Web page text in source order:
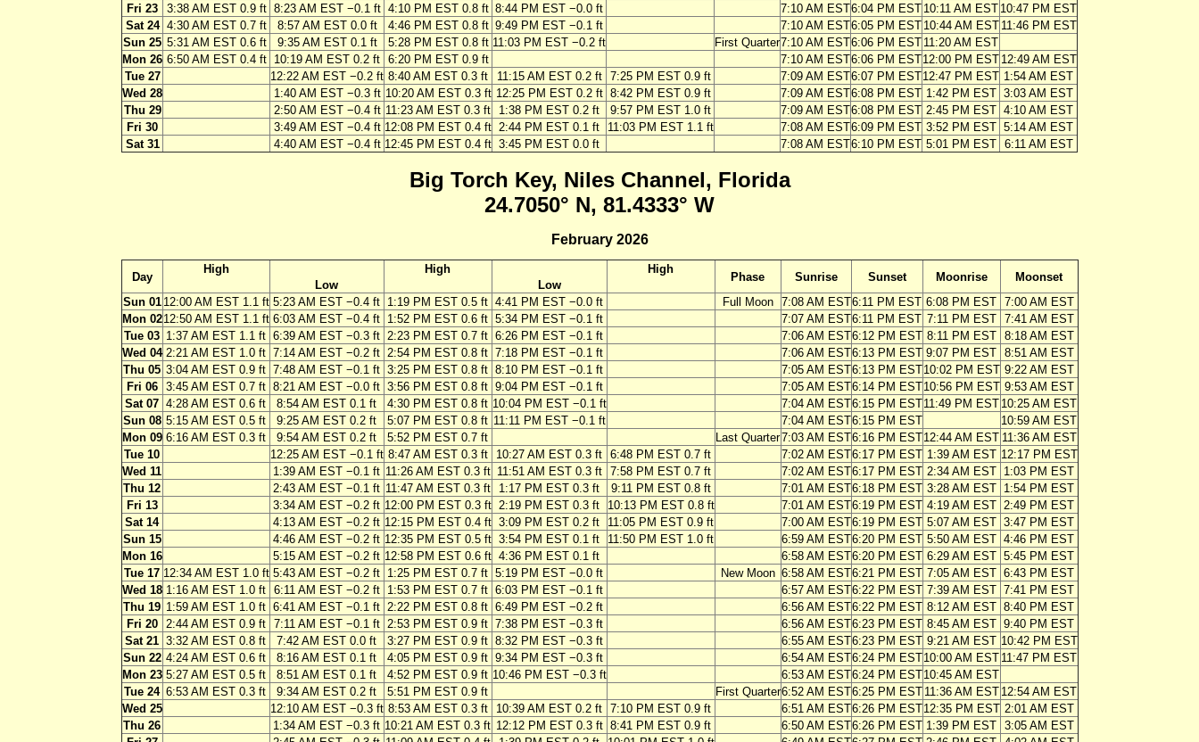
Fri 23
3:38 AM EST 0.9 ft 8:23 AM EST −0.1 ft 4:10 PM EST 0.8 ft 8:44 PM EST −0.0 ft 7:10 AM EST6:04 PM EST 10:11 AM EST 10:47 PM EST
Sat 24 4:30 AM EST 0.7 ft 8:57 AM EST 0.0 ft 4:46 PM EST 0.8 ft 9:49 PM EST −0.1 ft 7:10 AM EST6:05 PM EST 10:44 AM EST 11:46 PM EST
Sun 25 5:31 AM EST 0.6 ft 9:35 AM EST 0.1 ft 5:28 PM EST 0.8 ft 11:03 PM EST −0.2 ft First Quarter7:10 AM EST6:06 PM EST 11:20 AM EST
Mon 26 6:50 AM EST 0.4 ft 10:19 AM EST 0.2 ft 6:20 PM EST 0.9 ft 7:10 AM EST6:06 PM EST12:00 PM EST 12:49 AM EST
Tue 27
12:22 AM EST −0.2 ft 8:40 AM EST 0.3 ft 11:15 AM EST 0.2 ft 7:25 PM EST 0.9 ft 7:09 AM EST6:07 PM EST12:47 PM EST 1:54 AM EST
Wed 28
1:40 AM EST −0.3 ft 10:20 AM EST 0.3 ft 12:25 PM EST 0.2 ft 8:42 PM EST 0.9 ft 7:09 AM EST6:08 PM EST 1:42 PM EST 3:03 AM EST
Thu 29
2:50 AM EST −0.4 ft 11:23 AM EST 0.3 ft 1:38 PM EST 0.2 ft 9:57 PM EST 1.0 ft 7:09 AM EST6:08 PM EST 2:45 PM EST 4:10 AM EST
Fri 30
3:49 AM EST −0.4 ft 12:08 PM EST 0.4 ft 2:44 PM EST 0.1 ft 11:03 PM EST 1.1 ft 7:08 AM EST6:09 PM EST 3:52 PM EST 5:14 AM EST
Sat 31
4:40 AM EST −0.4 ft 12:45 PM EST 0.4 ft 3:45 PM EST 0.0 ft 7:08 AM EST6:10 PM EST 5:01 PM EST 6:11 AM EST
Big Torch Key, Niles Channel, Florida
24.7050° N, 81.4333° W
February 2026
Day
High
Low
High
Low
High
Phase Sunrise Sunset Moonrise
Moonset
Sun 01 12:00 AM EST 1.1 ft 5:23 AM EST −0.4 ft 1:19 PM EST 0.5 ft 4:41 PM EST −0.0 ft Full Moon 7:08 AM EST6:11 PM EST 6:08 PM EST 7:00 AM EST
Mon 0212:50 AM EST 1.1 ft 6:03 AM EST −0.4 ft 1:52 PM EST 0.6 ft 5:34 PM EST −0.1 ft 7:07 AM EST6:11 PM EST 7:11 PM EST
7:41 AM EST
Tue 03 1:37 AM EST 1.1 ft 6:39 AM EST −0.3 ft 2:23 PM EST 0.7 ft 6:26 PM EST −0.1 ft 7:06 AM EST6:12 PM EST 8:11 PM EST
8:18 AM EST
Wed 04 2:21 AM EST 1.0 ft 7:14 AM EST −0.2 ft 2:54 PM EST 0.8 ft 7:18 PM EST −0.1 ft 7:06 AM EST6:13 PM EST 9:07 PM EST 8:51 AM EST
Thu 05 3:04 AM EST 0.9 ft 7:48 AM EST −0.1 ft 3:25 PM EST 0.8 ft 8:10 PM EST −0.1 ft 7:05 AM EST6:13 PM EST10:02 PM EST 9:22 AM EST
Fri 06
3:45 AM EST 0.7 ft 8:21 AM EST −0.0 ft 3:56 PM EST 0.8 ft 9:04 PM EST −0.1 ft 7:05 AM EST6:14 PM EST10:56 PM EST 9:53 AM EST
Sat 07 4:28 AM EST 0.6 ft 8:54 AM EST 0.1 ft 4:30 PM EST 0.8 ft 10:04 PM EST −0.1 ft 7:04 AM EST6:15 PM EST11:49 PM EST 10:25 AM EST
Sun 08 5:15 AM EST 0.5 ft 9:25 AM EST 0.2 ft 5:07 PM EST 0.8 ft 11:11 PM EST −0.1 ft 7:04 AM EST6:15 PM EST
10:59 AM EST
Mon 09 6:16 AM EST 0.3 ft 9:54 AM EST 0.2 ft 5:52 PM EST 0.7 ft Last Quarter7:03 AM EST6:16 PM EST12:44 AM EST 11:36 AM EST
Tue 10
12:25 AM EST −0.1 ft 8:47 AM EST 0.3 ft 10:27 AM EST 0.3 ft 6:48 PM EST 0.7 ft 7:02 AM EST6:17 PM EST 1:39 AM EST 12:17 PM EST
Wed 11
1:39 AM EST −0.1 ft 11:26 AM EST 0.3 ft 11:51 AM EST 0.3 ft 7:58 PM EST 0.7 ft 7:02 AM EST6:17 PM EST 2:34 AM EST
1:03 PM EST
Thu 12
2:43 AM EST −0.1 ft 11:47 AM EST 0.3 ft 1:17 PM EST 0.3 ft 9:11 PM EST 0.8 ft 7:01 AM EST6:18 PM EST 3:28 AM EST
1:54 PM EST
Fri 13
3:34 AM EST −0.2 ft 12:00 PM EST 0.3 ft 2:19 PM EST 0.3 ft 10:13 PM EST 0.8 ft 7:01 AM EST6:19 PM EST 4:19 AM EST
2:49 PM EST
Sat 14
4:13 AM EST −0.2 ft 12:15 PM EST 0.4 ft 3:09 PM EST 0.2 ft 11:05 PM EST 0.9 ft 7:00 AM EST6:19 PM EST 5:07 AM EST 3:47 PM EST
Sun 15
4:46 AM EST −0.2 ft 12:35 PM EST 0.5 ft 3:54 PM EST 0.1 ft 11:50 PM EST 1.0 ft 6:59 AM EST6:20 PM EST 5:50 AM EST 4:46 PM EST
Mon 16
5:15 AM EST −0.2 ft 12:58 PM EST 0.6 ft 4:36 PM EST 0.1 ft 6:58 AM EST6:20 PM EST 6:29 AM EST 5:45 PM EST
Tue 17 12:34 AM EST 1.0 ft 5:43 AM EST −0.2 ft 1:25 PM EST 0.7 ft 5:19 PM EST −0.0 ft New Moon 6:58 AM EST6:21 PM EST 7:05 AM EST 6:43 PM EST
Wed 18 1:16 AM EST 1.0 ft 6:11 AM EST −0.2 ft 1:53 PM EST 0.7 ft 6:03 PM EST −0.1 ft 6:57 AM EST6:22 PM EST 7:39 AM EST 7:41 PM EST
Thu 19 1:59 AM EST 1.0 ft 6:41 AM EST −0.1 ft 2:22 PM EST 0.8 ft 6:49 PM EST −0.2 ft 6:56 AM EST6:22 PM EST 8:12 AM EST 8:40 PM EST
Fri 20
2:44 AM EST 0.9 ft 7:11 AM EST −0.1 ft 2:53 PM EST 0.9 ft 7:38 PM EST −0.3 ft 6:56 AM EST6:23 PM EST 8:45 AM EST 9:40 PM EST
Sat 21 3:32 AM EST 0.8 ft 7:42 AM EST 0.0 ft 3:27 PM EST 0.9 ft 8:32 PM EST −0.3 ft 6:55 AM EST6:23 PM EST 9:21 AM EST 10:42 PM EST
Sun 22 4:24 AM EST 0.6 ft 8:16 AM EST 0.1 ft 4:05 PM EST 0.9 ft 9:34 PM EST −0.3 ft 6:54 AM EST6:24 PM EST10:00 AM EST 11:47 PM EST
Mon 23 5:27 AM EST 0.5 ft 8:51 AM EST 0.1 ft 4:52 PM EST 0.9 ft 10:46 PM EST −0.3 ft 6:53 AM EST6:24 PM EST10:45 AM EST
Tue 24 6:53 AM EST 0.3 ft 9:34 AM EST 0.2 ft 5:51 PM EST 0.9 ft First Quarter6:52 AM EST6:25 PM EST 11:36 AM EST 12:54 AM EST
Wed 25
12:10 AM EST −0.3 ft 8:53 AM EST 0.3 ft 10:39 AM EST 0.2 ft 7:10 PM EST 0.9 ft 6:51 AM EST6:26 PM EST12:35 PM EST 2:01 AM EST
Thu 26
1:34 AM EST −0.3 ft 10:21 AM EST 0.3 ft 12:12 PM EST 0.3 ft 8:41 PM EST 0.9 ft 6:50 AM EST6:26 PM EST 1:39 PM EST 3:05 AM EST